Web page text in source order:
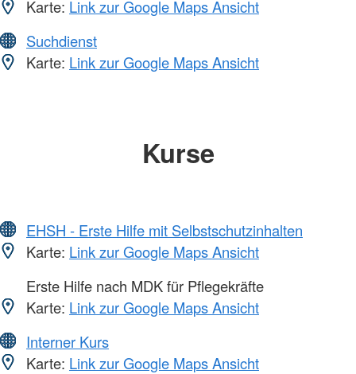
Karte: Link zur Google Maps Ansicht
Suchdienst
Karte: Link zur Google Maps Ansicht
Kurse
EHSH - Erste Hilfe mit Selbstschutzinhalten
Karte: Link zur Google Maps Ansicht
Erste Hilfe nach MDK für Pflegekräfte
Karte: Link zur Google Maps Ansicht
Interner Kurs
Karte: Link zur Google Maps Ansicht